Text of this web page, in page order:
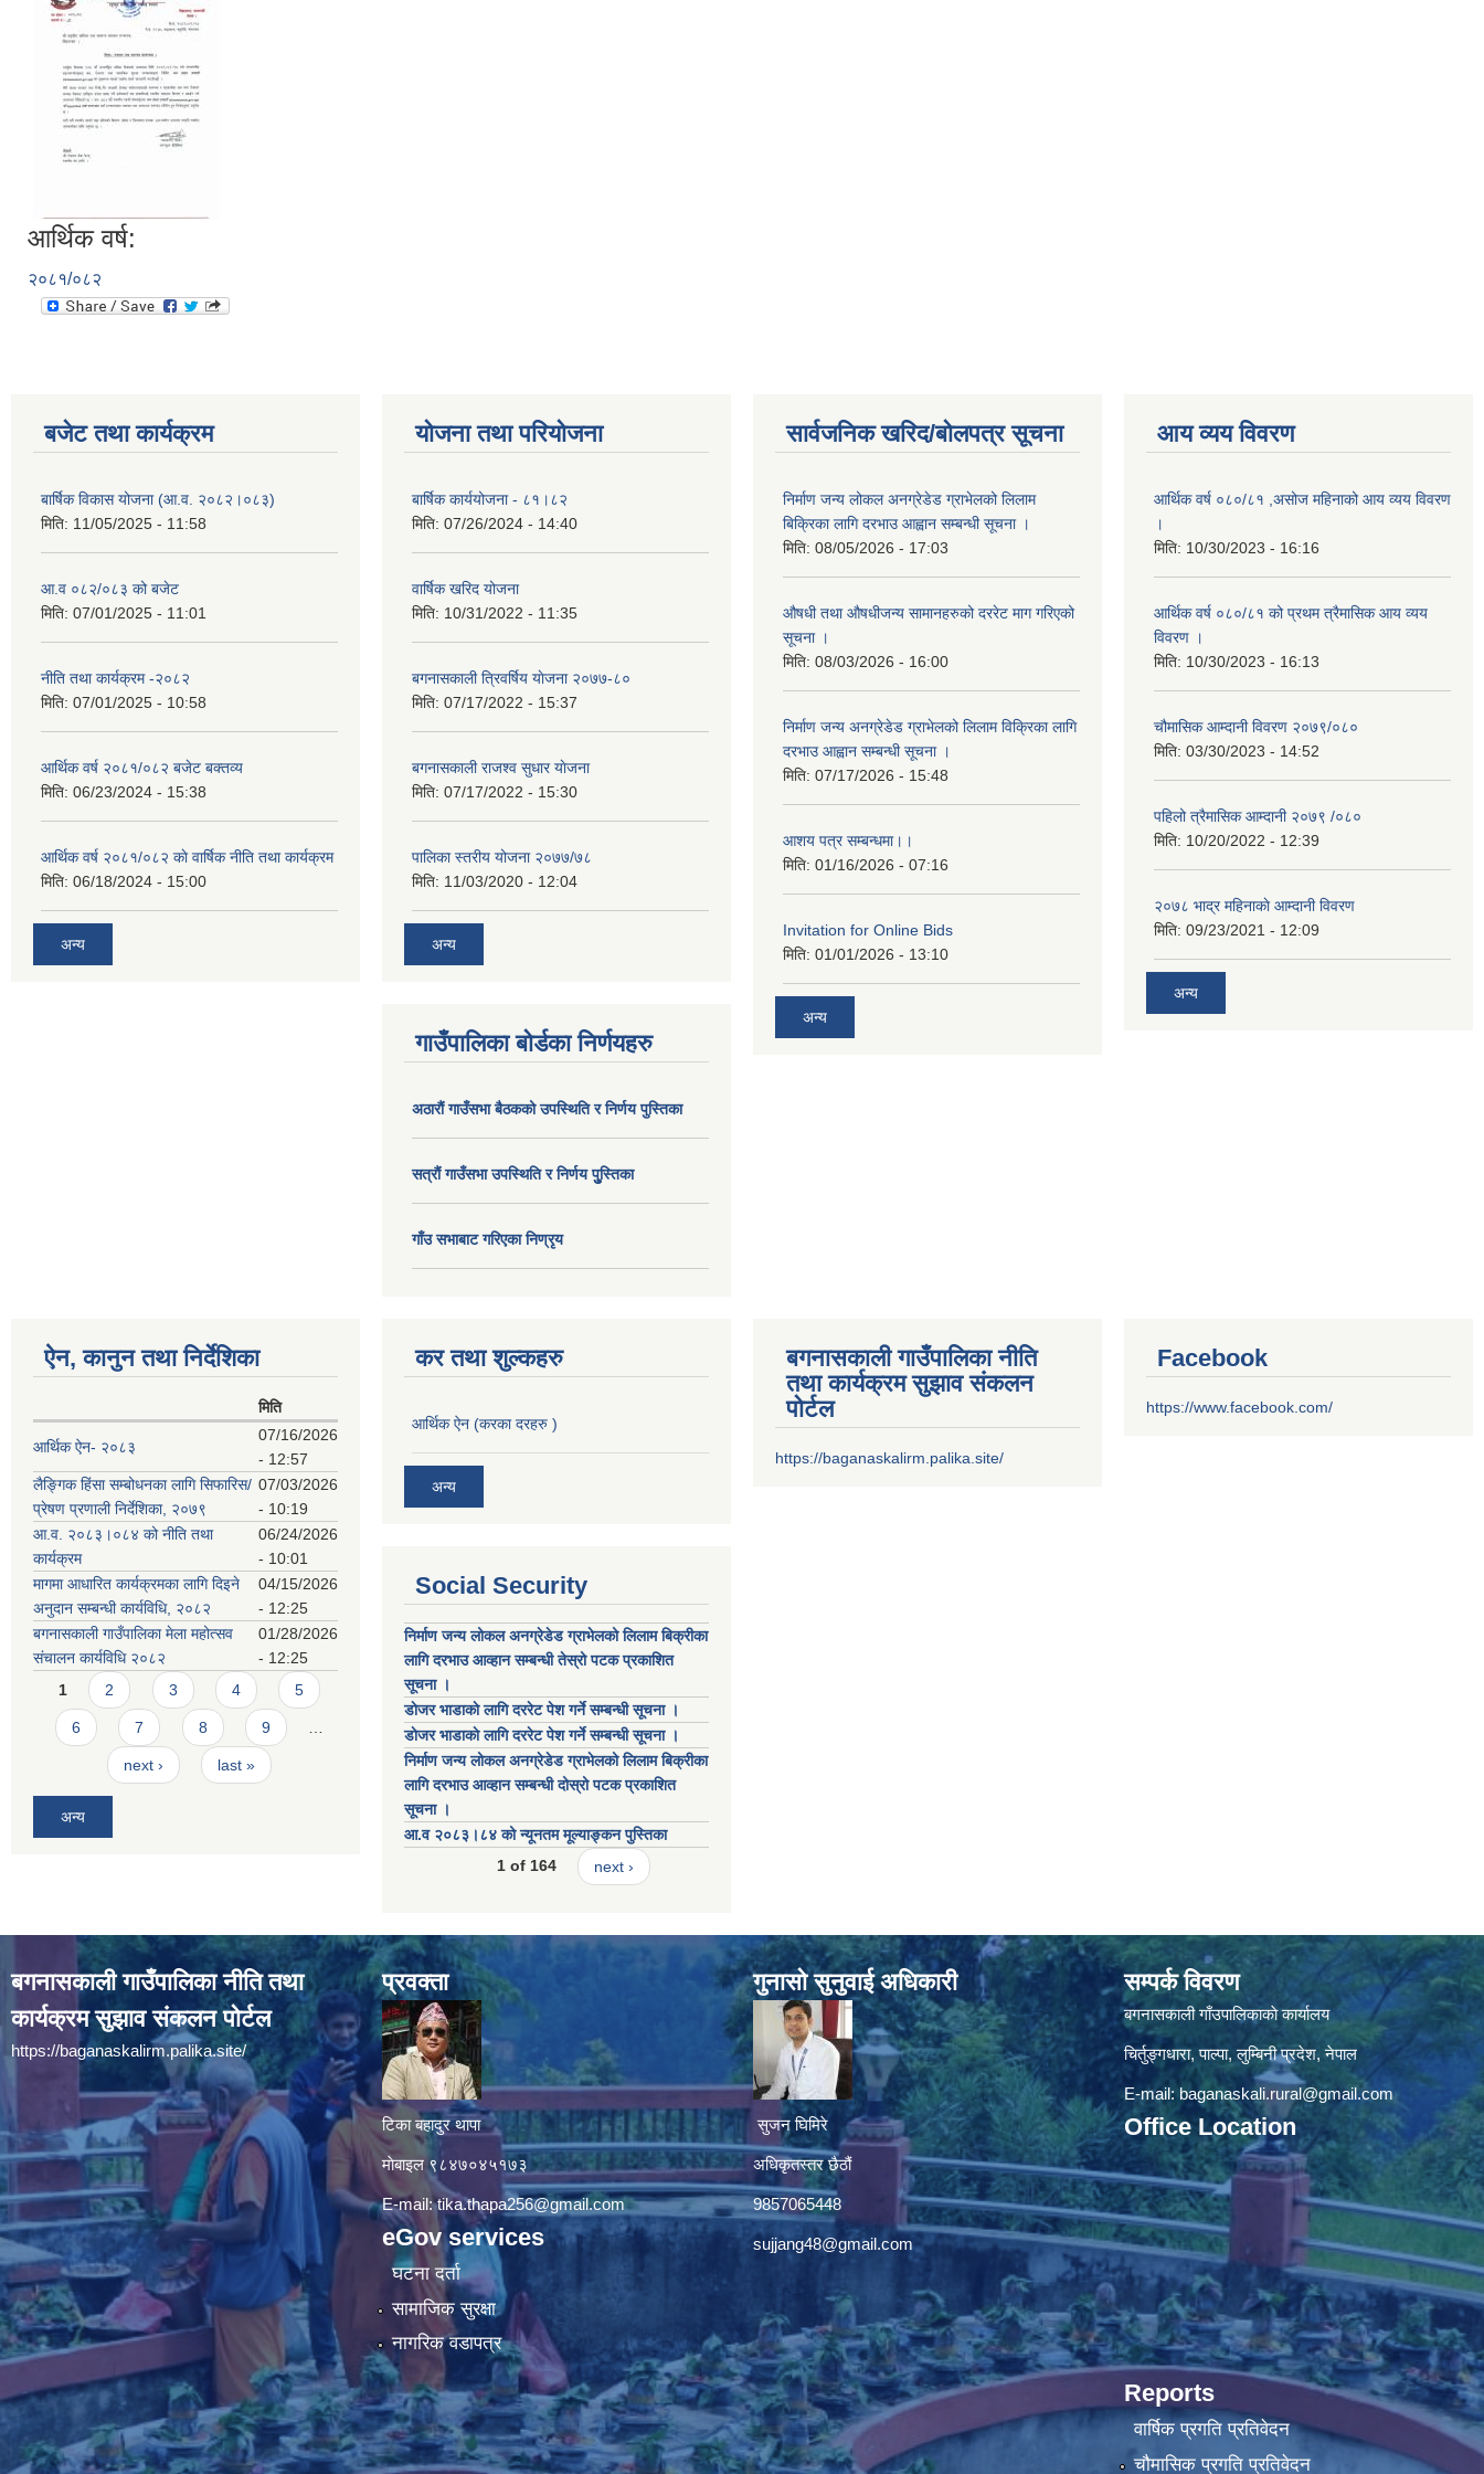
आर्थिक वर्ष:
२०८१/०८२
बजेट तथा कार्यक्रम
बार्षिक विकास योजना (आ.व. २०८२।०८३)
मिति: 11/05/2025 - 11:58
आ.व ०८२/०८३ को बजेट
मिति: 07/01/2025 - 11:01
नीति तथा कार्यक्रम -२०८२
मिति: 07/01/2025 - 10:58
आर्थिक वर्ष २०८१/०८२ बजेट बक्तव्य
मिति: 06/23/2024 - 15:38
आर्थिक वर्ष २०८१/०८२ काे वार्षिक नीति तथा कार्यक्रम
मिति: 06/18/2024 - 15:00
अन्य
योजना तथा परियोजना
बार्षिक कार्ययोजना - ८१।८२
मिति: 07/26/2024 - 14:40
वार्षिक खरिद योजना
मिति: 10/31/2022 - 11:35
बगनासकाली त्रिवर्षिय याेजना २०७७-८०
मिति: 07/17/2022 - 15:37
बगनासकाली राजश्व सुधार याेजना
मिति: 07/17/2022 - 15:30
पालिका स्तरीय योजना २०७७/७८
मिति: 11/03/2020 - 12:04
अन्य
गाउँपालिका बोर्डका निर्णयहरु
अठाराैं गाउँसभा बैठकको उपस्थिति र निर्णय पुस्तिका
सत्राैं गाउँसभा उपस्थिति र निर्णय पुु्स्तिका
गाँउ सभाबाट गरिएका निण्रृय
सार्वजनिक खरिद/बोलपत्र सूचना
निर्माण जन्य लोकल अनग्रेडेड ग्राभेलको लिलाम
बिक्रिका लागि दरभाउ आह्वान सम्बन्धी सूचना ।
मिति: 08/05/2026 - 17:03
औषधी तथा औषधीजन्य सामानहरुको दररेट माग गरिएको
सूचना ।
मिति: 08/03/2026 - 16:00
निर्माण जन्य अनग्रेडेड ग्राभेलको लिलाम विक्रिका लागि
दरभाउ आह्वान सम्बन्धी सूचना ।
मिति: 07/17/2026 - 15:48
आशय पत्र सम्बन्धमा।।
मिति: 01/16/2026 - 07:16
Invitation for Online Bids
मिति: 01/01/2026 - 13:10
अन्य
आय व्यय विवरण
आर्थिक वर्ष ०८०/८१ ,असोज महिनाको आय व्यय विवरण
।
मिति: 10/30/2023 - 16:16
आर्थिक वर्ष ०८०/८१ को प्रथम त्रैमासिक आय व्यय
विवरण ।
मिति: 10/30/2023 - 16:13
चौमासिक आम्दानी विवरण २०७९/०८०
मिति: 03/30/2023 - 14:52
पहिलो त्रैमासिक आम्दानी २०७९ /०८०
मिति: 10/20/2022 - 12:39
२०७८ भाद्र महिनाकाे आम्दानी विवरण
मिति: 09/23/2021 - 12:09
अन्य
ऐन, कानुन तथा निर्देशिका
मिति
आर्थिक ऐन- २०८३
07/16/2026
- 12:57
लैङ्गिक हिंसा सम्बोधनका लागि सिफारिस/
प्रेषण प्रणाली निर्देशिका, २०७९
07/03/2026
- 10:19
आ.व. २०८३।०८४ को नीति तथा
कार्यक्रम
06/24/2026
- 10:01
मागमा आधारित कार्यक्रमका लागि दिइने
अनुदान सम्बन्धी कार्यविधि, २०८२
04/15/2026
- 12:25
बगनासकाली गाउँपालिका मेला महोत्सव
संचालन कार्यविधि २०८२
01/28/2026
- 12:25
Pages
1 2 3 4 5
6 7 8 9
next › last »
अन्य
कर तथा शुल्कहरु
आर्थिक ऐन (करका दरहरु )
अन्य
Social Security
निर्माण जन्य लोकल अनग्रेडेड ग्राभेलको लिलाम बिक्रीका
लागि दरभाउ आव्हान सम्बन्धी तेस्रो पटक प्रकाशित
सूचना ।
डाेजर भाडाकाे लागि दररेट पेश गर्ने सम्बन्धी सूचना ।
डाेजर भाडाकाे लागि दररेट पेश गर्ने सम्बन्धी सूचना ।
निर्माण जन्य लोकल अनग्रेडेड ग्राभेलको लिलाम बिक्रीका
लागि दरभाउ आव्हान सम्बन्धी दोस्रो पटक प्रकाशित
सूचना ।
आ.व २०८३।८४ को न्यूनतम मूल्याङ्कन पुस्तिका
1 of 164
next ›
बगनासकाली गाउँपालिका नीति
तथा कार्यक्रम सुझाव संकलन
पोर्टल
https://baganaskalirm.palika.site/
Facebook
https://www.facebook.com/
बगनासकाली गाउँपालिका नीति तथा
कार्यक्रम सुझाव संकलन पोर्टल
https://baganaskalirm.palika.site/
प्रवक्ता
टिका बहादुर थापा
माे‍बाइल ९८४७०४५१७३
E-mail:tika.thapa256@gmail.com
eGov services
घटना दर्ता
सामाजिक सुरक्षा
नागरिक वडापत्र
गुनासाे सुनुवाई अधिकारी
सुजन घिमिरे
अधिकृतस्तर छैठौं‌
9857065448
sujjang48@gmail.com
सम्पर्क विवरण
बगनासकाली गाँउपालिकाकाे कार्यालय
चिर्तुङ्गधारा, पाल्पा, लुम्बिनी प्रदेश, नेपाल
E-mail:baganaskali.rural@gmail.com
Office Location
Reports
वार्षिक प्रगति प्रतिवेदन
चौमासिक प्रगति प्रतिवेदन